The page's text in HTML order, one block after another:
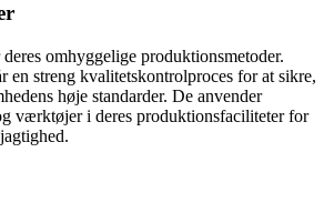
omhyggelige produktionsmetoder.
en streng kvalitetskontrolproces for at sikre,
høje standarder. De anvender
værktøjer i deres produktionsfaciliteter for